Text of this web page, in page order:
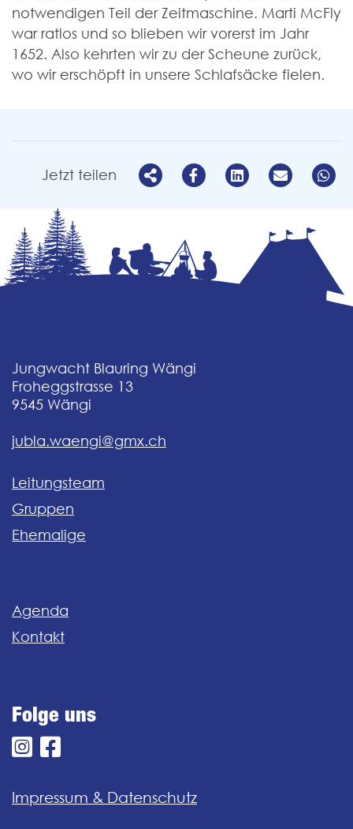
notwendigen Teil der Zeitmaschine. Marti McFly
war ratlos und so blieben wir vorerst im Jahr
1652. Also kehrten wir zu der Scheune zurück,
wo wir erschöpft in unsere Schlafsäcke fielen.
Jetzt teilen
Jungwacht Blauring Wängi
Froheggstrasse 13
9545 Wängi
jubla.waengi@gmx.ch
Leitungsteam
Gruppen
Ehemalige
Agenda
Kontakt
Folge uns
Impressum & Datenschutz